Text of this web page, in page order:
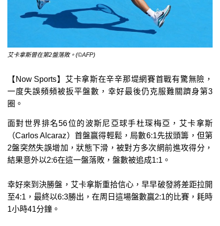
艾卡拿斯曾在第2盤落敗。(©AFP)
【Now Sports】艾卡拿斯在辛辛那堤網賽首戰有驚無險，
一度失誤頻頻被扳平盤數，幸好最後仍克服難關躋身第3
圈。
面對世界排名56位的波斯尼亞球手杜琛梅亞，艾卡拿斯
（Carlos Alcaraz）首盤贏得輕鬆，局數6:1先拔頭籌，但第
2盤突然失誤增加，狀態下滑，被對方多次網前進攻得分，
結果意外以2:6在這一盤落敗，盤數被追成1:1。
幸好來到決勝盤，艾卡拿斯重拾信心，早早破發將差距拉開
至4:1，最終以6:3勝出，在周日這場盤數贏2:1的比賽，耗時
1小時41分鐘。